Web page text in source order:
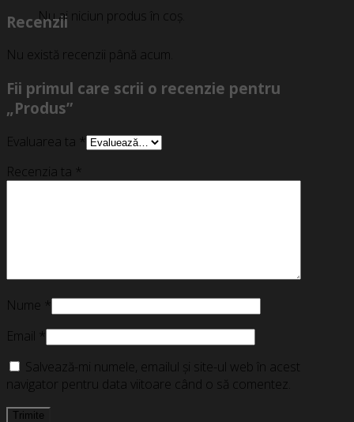
Nu ai niciun produs în coș.
Recenzii
Nu există recenzii până acum.
Fii primul care scrii o recenzie pentru
„Produs”
Evaluarea ta *
Recenzia ta *
Nume *
Email *
Salvează-mi numele, emailul și site-ul web în acest
navigator pentru data viitoare când o să comentez.